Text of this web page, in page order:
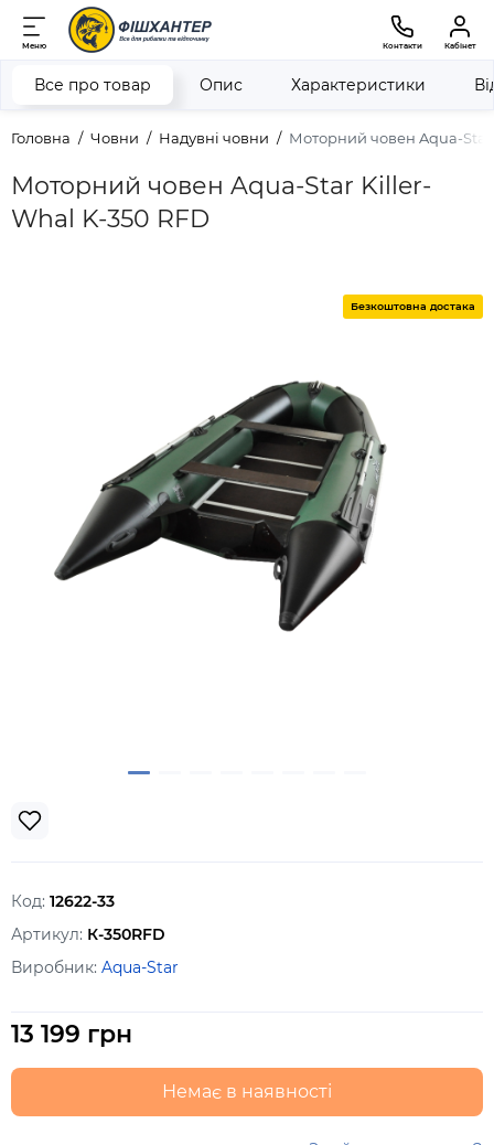
Меню Контакти Кабінет
Головна Човни Надувні човни Моторний човен Aqua-
Моторний човен Aqua-Star Killer-
Whal K-350 RFD
Все про товар Опис Характеристики
Безкоштовна достака
Код: 12622-33
Артикул: К-350RFD
Виробник: Aqua-Star
13 199 грн
Немає в наявності